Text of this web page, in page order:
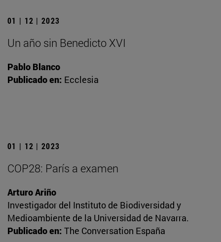
01 | 12 | 2023
Un año sin Benedicto XVI
Pablo Blanco
Publicado en: Ecclesia
01 | 12 | 2023
COP28: París a examen
Arturo Ariño
Investigador del Instituto de Biodiversidad y
Medioambiente de la Universidad de Navarra.
Publicado en: The Conversation España